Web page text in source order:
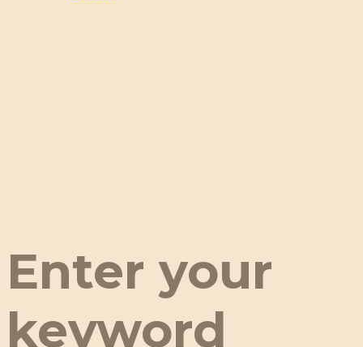
Enter your
keyword